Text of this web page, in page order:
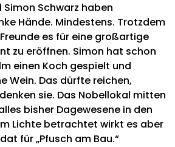
Simon Schwarz haben
Hände. Mindestens. Trotzdem
es für eine großartige
zu eröffnen. Simon hat schon
einen Koch gespielt und
Wein. Das dürfte reichen,
sie. Das Nobellokal mitten
bisher Dagewesene in den
Lichte betrachtet wirkt es aber
für „Pfusch am Bau.“